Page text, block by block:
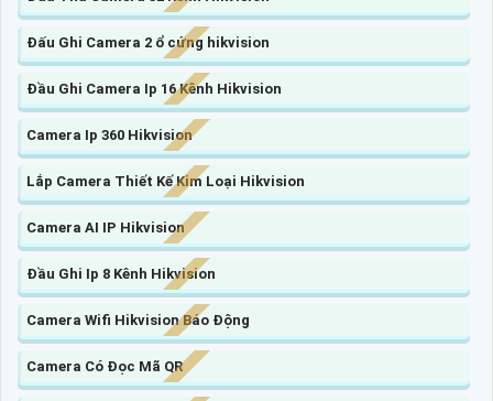
Đấu Ghi Camera 2 ổ cứng hikvision
Đầu Ghi Camera Ip 16 Kênh Hikvision
Camera Ip 360 Hikvision
Lắp Camera Thiết Kế Kim Loại Hikvision
Camera AI IP Hikvision
Đầu Ghi Ip 8 Kênh Hikvision
Camera Wifi Hikvision Báo Động
Camera Có Đọc Mã QR